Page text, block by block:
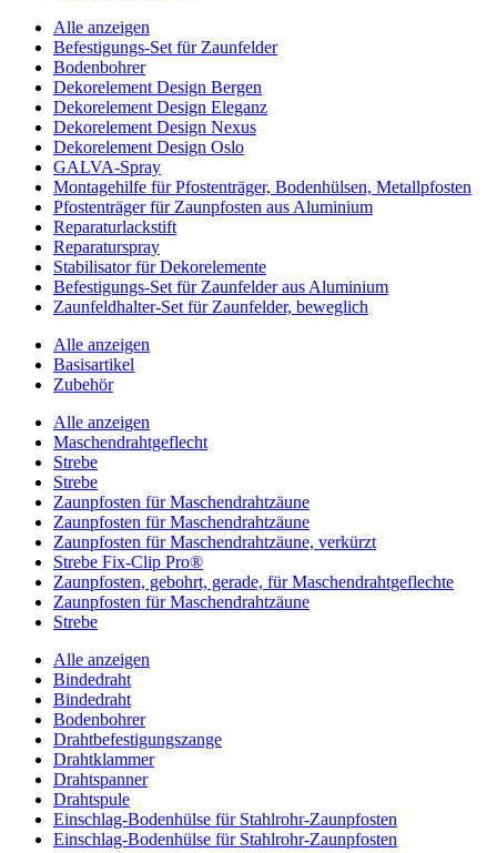
Alle anzeigen
Befestigungs-Set für Zaunfelder
Bodenbohrer
Dekorelement Design Bergen
Dekorelement Design Eleganz
Dekorelement Design Nexus
Dekorelement Design Oslo
GALVA-Spray
Montagehilfe für Pfostenträger, Bodenhülsen, Metallpfosten
Pfostenträger für Zaunpfosten aus Aluminium
Reparaturlackstift
Reparaturspray
Stabilisator für Dekorelemente
Befestigungs-Set für Zaunfelder aus Aluminium
Zaunfeldhalter-Set für Zaunfelder, beweglich
Alle anzeigen
Basisartikel
Zubehör
Alle anzeigen
Maschendrahtgeflecht
Strebe
Strebe
Zaunpfosten für Maschendrahtzäune
Zaunpfosten für Maschendrahtzäune
Zaunpfosten für Maschendrahtzäune, verkürzt
Strebe Fix-Clip Pro®
Zaunpfosten, gebohrt, gerade, für Maschendrahtgeflechte
Zaunpfosten für Maschendrahtzäune
Strebe
Alle anzeigen
Bindedraht
Bindedraht
Bodenbohrer
Drahtbefestigungszange
Drahtklammer
Drahtspanner
Drahtspule
Einschlag-Bodenhülse für Stahlrohr-Zaunpfosten
Einschlag-Bodenhülse für Stahlrohr-Zaunpfosten